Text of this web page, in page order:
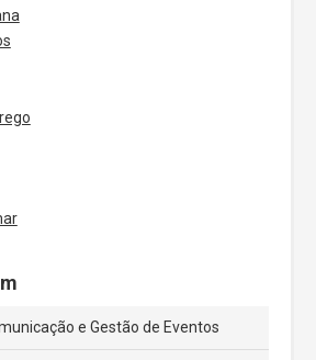
e Gestão de Eventos